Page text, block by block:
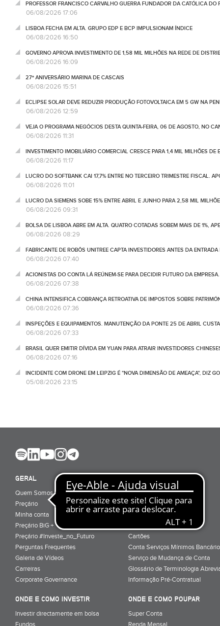
PROFESSOR FRANCISCO CARVALHO GUERRA FUNDADOR DA CATÓLICA DO
06/08/2026 17:06
LISBOA FECHA EM ALTA. GRUPO EDP E BCP IMPULSIONAM ÍNDICE
06/08/2026 16:50
GOVERNO APROVA INVESTIMENTO DE 1,58 MIL MILHÕES NA REDE DE
06/08/2026 16:09
27º ANIVERSÁRIO MARINA DE CASCAIS
06/08/2026 15:51
ECLIPSE SOLAR DEVE REDUZIR PRODUÇÃO FOTOVOLTAICA EM 5 GW NA
06/08/2026 12:59
VEJA O PROGRAMA NEGÓCIOS DESTA QUINTA-FEIRA, 06 DE AGOSTO, NO
06/08/2026 11:31
INVESTIMENTO IMOBILIÁRIO COMERCIAL CRESCE PARA 1,4 MIL MILHÕES DE
06/08/2026 11:17
LUCRO DO SOFTBANK CAI 17,7% ENTRE NO TERCEIRO TRIMESTRE FISCAL.
06/08/2026 11:01
LUCRO DA SIEMENS SOBE 15% ENTRE ABRIL E JUNHO PARA 2,58 MIL
06/08/2026 09:31
BOLSA DE LISBOA ABRE EM ALTA. QUATRO COTADAS SOBEM MAIS DE 1%,
06/08/2026 08:29
FABRICANTE DE ROBÔS UNITREE CAPTA INVESTIDORES ANTES DA ENTRADA
06/08/2026 07:40
ACIONISTAS DO CONTA LÁ REÚNEM-SE PARA DECIDIR FUTURO DA
06/08/2026 07:38
CHINA INTENSIFICA COBRANÇA RETROATIVA DE IMPOSTOS SOBRE
06/08/2026 07:36
INSPEÇÕES E EQUIPAMENTOS. MANUTENÇÃO DA PONTE 25 DE ABRIL
06/08/2026 07:33
BRASIL QUER EMITIR DÍVIDA EM YUAN PARA ATRAIR INVESTIDORES
06/08/2026 07:16
INCIDENTE COM DRONE EM LEIPZIG É "NOVA DIMENSÃO DE AMEAÇA", DIZ
05/08/2026 23:15
GERAL
Quem Somos
Preçário
Minha conta
Preçário BiG +
Preçário #Investe_no_Futuro
Perguntas Frequentes
Galeria de Vídeos
Carreiras
Corporate Governance
Porquê ser cliente
Particulares
Júnior (sub-18)
Cartões
Conta Serviços Mínimos
Serviço de Mudança de Conta
Glossário de Terminologia
Informação Pré-Contratual
ONDE E COMO INVESTIR
Investir directamente em bolsa
Fundos
ONDE E COMO POUPAR
Super Conta
Renda Mensal